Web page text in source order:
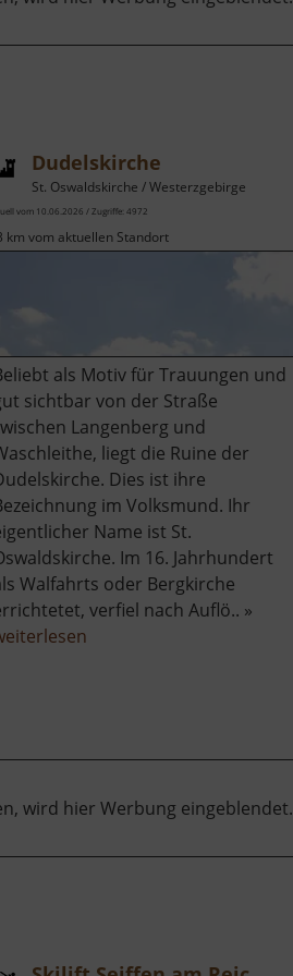
Dudelskirche
St. Oswaldskirche / Westerzgebirge
vom 10.06.2026 / Zugriffe: 4972
km vom aktuellen Standort
als Motiv für Trauungen und
sichtbar von der Straße
Langenberg und
liegt die Ruine der
Dies ist ihre
im Volksmund. Ihr
Name ist St.
Im 16. Jahrhundert
Walfahrts oder Bergkirche
verfiel nach Auflö.. »
wird hier Werbung eingeblendet.